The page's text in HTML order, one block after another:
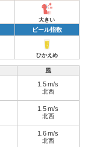
大きい
ビール指数
ひかえめ
風
1.5 m/s
北西
1.5 m/s
北西
1.6 m/s
北西